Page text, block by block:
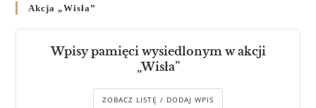
Akcja „Wisła”
Wpisy pamięci wysiedlonym w akcji
„Wisła”
ZOBACZ LISTĘ / DODAJ WPIS